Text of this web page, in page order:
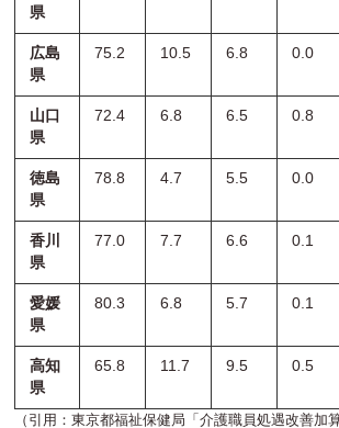
県
広島
県
75.2 10.5 6.8 0.0
山口
県
72.4 6.8 6.5 0.8
徳島
県
78.8 4.7 5.5 0.0
香川
県
77.0 7.7 6.6 0.1
愛媛
県
80.3 6.8 5.7 0.1
高知
県
65.8 11.7 9.5 0.5
（引用：東京都福祉保健局「介護職員処遇改善加